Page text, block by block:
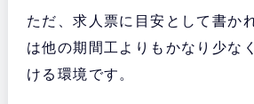
ただ、求人票に目安として書か
は他の期間工よりもかなり少な
ける環境です。